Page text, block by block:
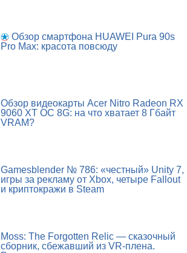
Обзор смартфона HUAWEI Pura 90s
Pro Max: красота повсюду
Обзор видеокарты Acer Nitro Radeon RX
9060 XT OC 8G: на что хватает 8 Гбайт
VRAM?
Gamesblender № 786: «честный» Unity 7,
игры за рекламу от Xbox, четыре Fallout
и криптокражи в Steam
Moss: The Forgotten Relic — сказочный
сборник, сбежавший из VR-плена.